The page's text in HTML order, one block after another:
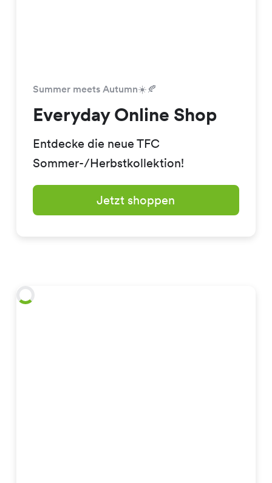
Summer meets Autumn☀️🍂
Everyday Online Shop
Entdecke die neue TFC
Sommer-/Herbstkollektion!
Jetzt shoppen